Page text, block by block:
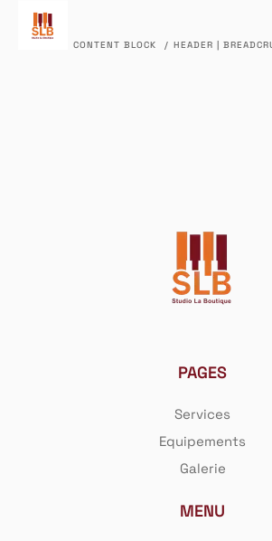
Identifiant ou e-mail*
CONTENT BLOCK / HEADER |
PAGES
Services
Equipements
Galerie
MENU